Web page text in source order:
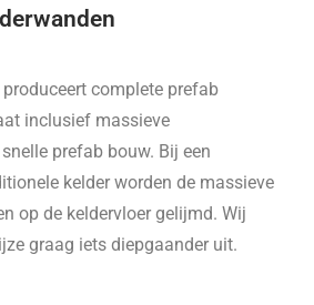
produceert complete prefab
inclusief massieve
prefab bouw. Bij een
kelder worden de massieve
op de keldervloer gelijmd. Wij
graag iets diepgaander uit.